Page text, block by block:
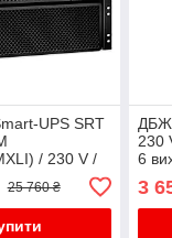
UPS SRT
/ 230 V /
10000W / 10
232,
/ Без АКБ
25 760 ₴
ДБЖ
230
6
АКБ
3